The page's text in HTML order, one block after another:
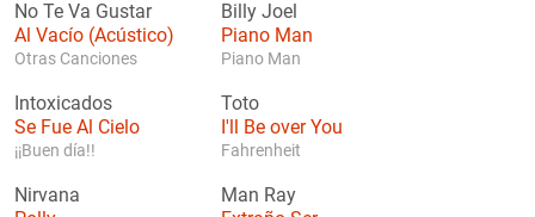
No Te Va Gustar
Al Vacío (Acústico)
Otras Canciones
Billy Joel
Piano Man
Piano Man
Intoxicados
Se Fue Al Cielo
¡¡Buen día!!
Toto
I'll Be over You
Fahrenheit
Nirvana Man Ray